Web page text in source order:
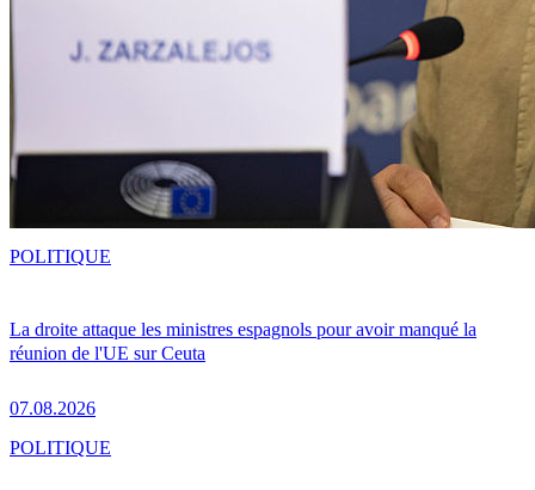
La droite attaque les ministres espagnols pour avoir manqué la
réunion de l'UE sur Ceuta
07.08.2026
POLITIQUE
POLITIQUE